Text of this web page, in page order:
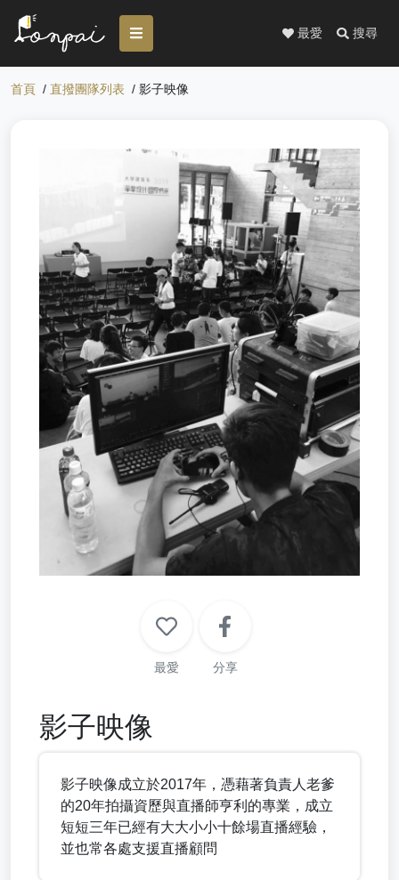
最愛 搜尋
首頁 / 直撥團隊列表 / 影子映像
最愛 分享
影子映像
影子映像成立於2017年，憑藉著負責人老爹
的20年拍攝資歷與直播師亨利的專業，成立
短短三年已經有大大小小十餘場直播經驗，
並也常各處支援直播顧問